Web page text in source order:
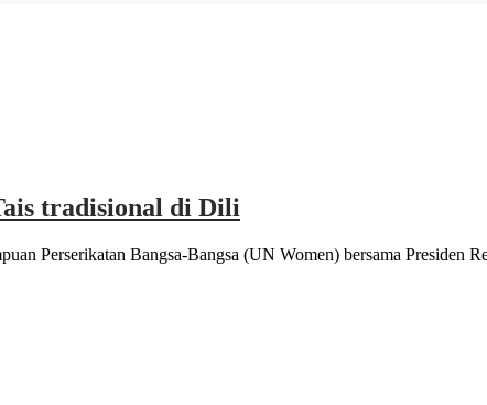
tradisional di Dili
Perserikatan Bangsa-Bangsa (UN Women) bersama Presiden